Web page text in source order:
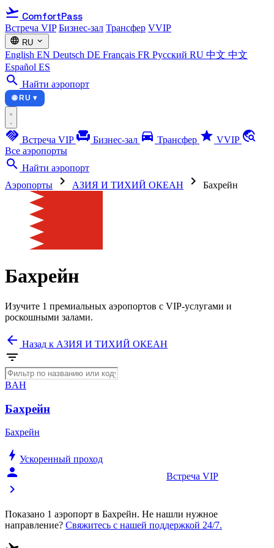
flight_takeoff ComfortPass
Встреча VIP Бизнес-зал Трансфер VVIP
language RU expand_more
English EN Deutsch DE Français FR Русский RU 中文 中文
Español ES
search Найти аэропорт
🌐 RU ▾
handshake Встреча VIP chair Бизнес-зал directions_car Трансфер star VVIP travel_explore
Все аэропорты
search Найти аэропорт
Аэропорты
chevron_right АЗИЯ И ТИХИЙ ОКЕАН chevron_right Бахрейн
Бахрейн
Изучите 1 премиальных аэропортов с VIP-услугами и
роскошными залами.
arrow_back Назад к АЗИЯ И ТИХИЙ ОКЕАН
filter_list
BAH
Бахрейн
Бахрейн
bolt Ускоренный проход
person_celebrate Встреча VIP
chevron_right
Показано 1 аэропорт в Бахрейн. Не нашли нужное
направление? Свяжитесь с нашей поддержкой 24/7.